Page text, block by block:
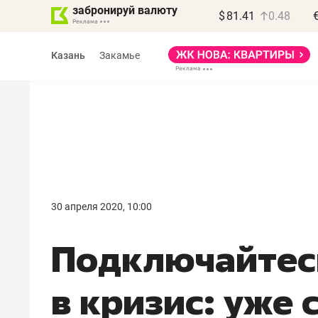
забронируй валюту $ 81.41 0.48
Казань Закамье
30 апреля 2020, 10:00
в кризис: уже